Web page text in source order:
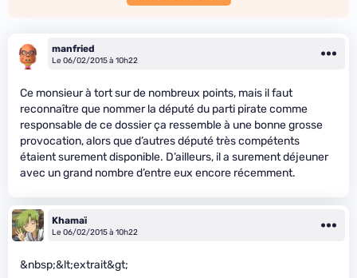
manfried
Le 06/02/2015 à 10h22
Ce monsieur à tort sur de nombreux points, mais il faut
reconnaître que nommer la député du parti pirate comme
responsable de ce dossier ça ressemble à une bonne grosse
provocation, alors que d’autres député très compétents
étaient surement disponible. D’ailleurs, il a surement déjeuner
avec un grand nombre d’entre eux encore récemment.
Khamaï
Le 06/02/2015 à 10h22
&nbsp;&lt;extrait&gt;